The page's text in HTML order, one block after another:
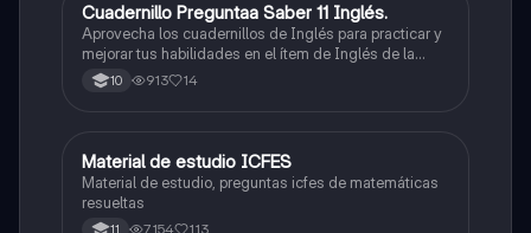
ICFES: Inglés
Cuadernillo Preguntaa Saber 11 Inglés.
Aprovecha los cuadernillos de Inglés para practicar y
mejorar tus habilidades en el ítem de Inglés de la
Prueba Saber 11. 🫡
10 913 14
ICFES: Matemáticas
Material de estudio ICFES
Material de estudio, preguntas icfes de matemáticas
resueltas
11 7,154 113